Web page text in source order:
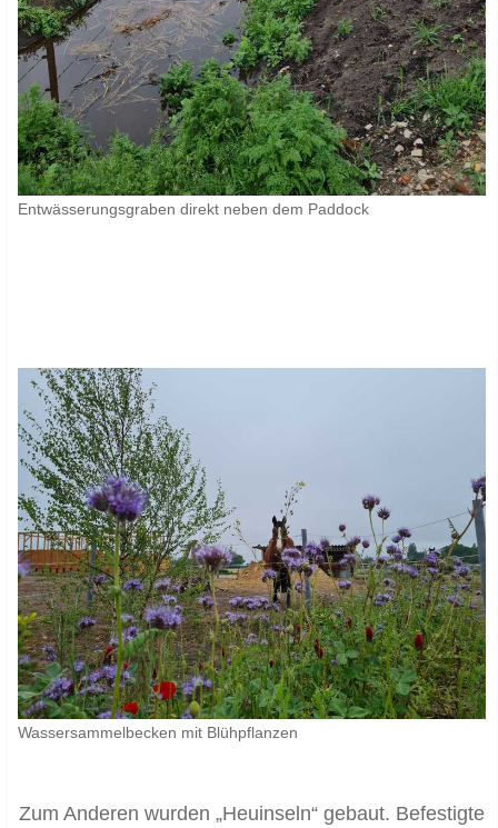
Entwässerungsgraben direkt neben dem Paddock
Wassersammelbecken mit Blühpflanzen
Zum Anderen wurden „Heuinseln“ gebaut. Befestigte